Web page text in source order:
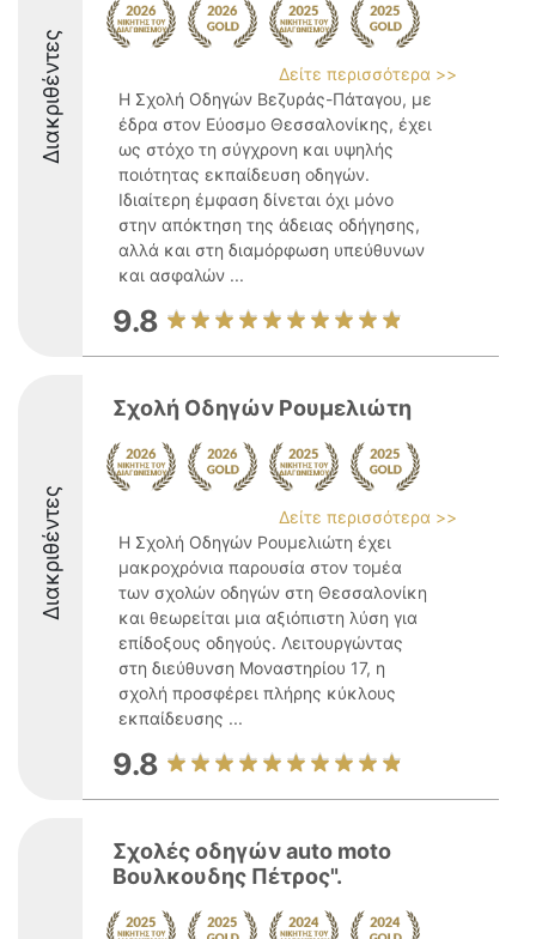
Διακριθέντες
Δείτε περισσότερα >>
Η Σχολή Οδηγών Βεζυράς-Πάταγου, με
έδρα στον Εύοσμο Θεσσαλονίκης, έχει
ως στόχο τη σύγχρονη και υψηλής
ποιότητας εκπαίδευση οδηγών.
Ιδιαίτερη έμφαση δίνεται όχι μόνο
στην απόκτηση της άδειας οδήγησης,
αλλά και στη διαμόρφωση υπεύθυνων
και ασφαλών ...
9.8
Διακριθέντες
Σχολή Οδηγών Ρουμελιώτη
Δείτε περισσότερα >>
Η Σχολή Οδηγών Ρουμελιώτη έχει
μακροχρόνια παρουσία στον τομέα
των σχολών οδηγών στη Θεσσαλονίκη
και θεωρείται μια αξιόπιστη λύση για
επίδοξους οδηγούς. Λειτουργώντας
στη διεύθυνση Μοναστηρίου 17, η
σχολή προσφέρει πλήρης κύκλους
εκπαίδευσης ...
9.8
Σχολές οδηγών auto moto
Βουλκουδης Πέτρος".